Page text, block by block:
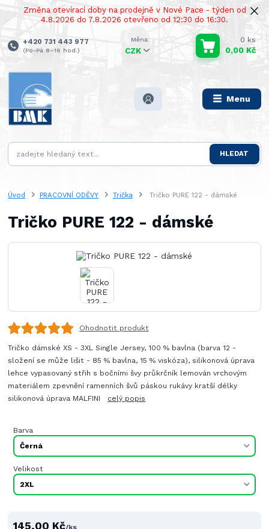
Změna otevírací doby na prodejně v Nové Pace - týden od
4.8.2026 do 7.8.2026 otevřeno od 12:30 do 16:30.
Menu
CZK
HLEDAT
+420 731 443 977
(Po-Pá 8–16 hod.)
0 ks
0,00 Kč
Úvod PRACOVNÍ ODĚVY Trička Tričko PURE 122 - dámské
Tričko PURE 122 - dámské
Ohodnotit produkt
Tričko dámské XS - 3XL Single Jersey, 100 % bavlna (barva 12 -
složení se může lišit - 85 % bavlna, 15 % viskóza), silikonová úprava
lehce vypasovaný střih s bočními švy průkrčník lemován vrchovým
materiálem zpevnění ramenních švů páskou rukávy kratší délky
silikonová úprava MALFINI celý popis
Barva
Velikost
145,00 Kč/ks